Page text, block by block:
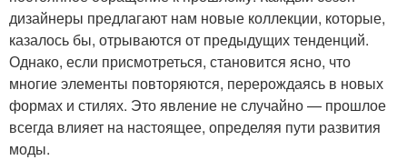
дизайнеры предлагают нам новые коллекции, которые,
казалось бы, отрываются от предыдущих тенденций.
Однако, если присмотреться, становится ясно, что
многие элементы повторяются, перерождаясь в новых
формах и стилях. Это явление не случайно — прошлое
всегда влияет на настоящее, определяя пути развития
моды.